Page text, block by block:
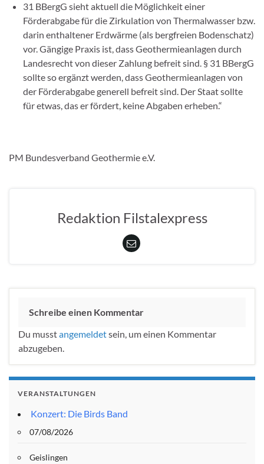
31 BBergG sieht aktuell die Möglichkeit einer
Förderabgabe für die Zirkulation von Thermalwasser bzw.
darin enthaltener Erdwärme (als bergfreien Bodenschatz)
vor. Gängige Praxis ist, dass Geothermieanlagen durch
Landesrecht von dieser Zahlung befreit sind. § 31 BBergG
sollte so ergänzt werden, dass Geothermieanlagen von
der Förderabgabe generell befreit sind. Der Staat sollte
für etwas, das er fördert, keine Abgaben erheben.“
PM Bundesverband Geothermie e.V.
Redaktion Filstalexpress
Schreibe einen Kommentar
Du musstangemeldetsein, um einen Kommentar
abzugeben.
VERANSTALTUNGEN
Konzert: Die Birds Band
07/08/2026
Geislingen